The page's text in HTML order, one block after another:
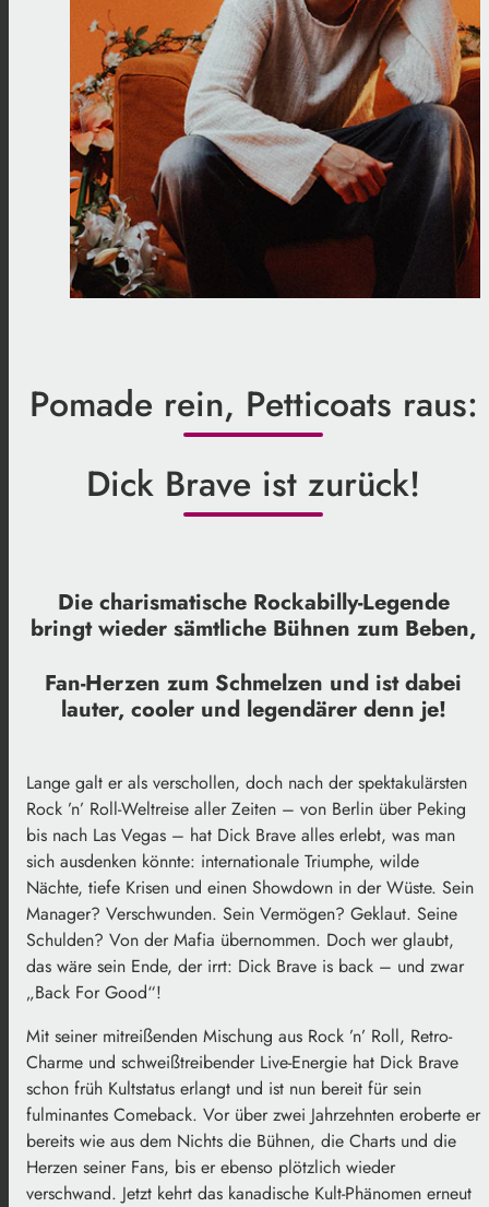
Pomade rein, Petticoats raus:
Dick Brave ist zurück!
Die charismatische Rockabilly-Legende
bringt wieder sämtliche Bühnen zum Beben,
Fan-Herzen zum Schmelzen und ist dabei
lauter, cooler und legendärer denn je!
Lange galt er als verschollen, doch nach der spektakulärsten
Rock ’n’ Roll-Weltreise aller Zeiten – von Berlin über Peking
bis nach Las Vegas – hat Dick Brave alles erlebt, was man
sich ausdenken könnte: internationale Triumphe, wilde
Nächte, tiefe Krisen und einen Showdown in der Wüste. Sein
Manager? Verschwunden. Sein Vermögen? Geklaut. Seine
Schulden? Von der Mafia übernommen. Doch wer glaubt,
das wäre sein Ende, der irrt: Dick Brave is back – und zwar
„Back For Good“!
Mit seiner mitreißenden Mischung aus Rock ’n’ Roll, Retro-
Charme und schweißtreibender Live-Energie hat Dick Brave
schon früh Kultstatus erlangt und ist nun bereit für sein
fulminantes Comeback. Vor über zwei Jahrzehnten eroberte er
bereits wie aus dem Nichts die Bühnen, die Charts und die
Herzen seiner Fans, bis er ebenso plötzlich wieder
verschwand. Jetzt kehrt das kanadische Kult-Phänomen erneut